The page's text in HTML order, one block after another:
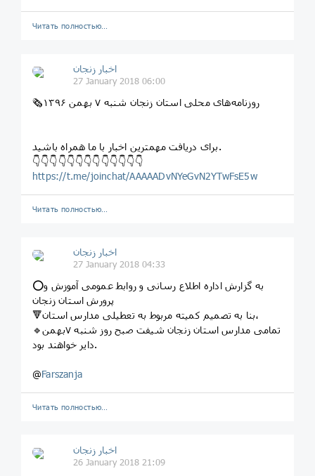
Читать полностью…
اخبار زنجان
27 January 2018 06:00
🗞روزنامه‌های محلی استان زنجان شنبه ۷ بهمن ۱۳۹۶
برای دریافت مهمترین اخبار با ما همراه باشید.
👇👇👇👇👇👇👇👇👇👇👇👇👇
https://t.me/joinchat/AAAAADvNYeGvN2YTwFsE5w
Читать полностью…
اخبار زنجان
27 January 2018 04:33
⭕️به گزارش اداره اطلاع رسانی و روابط عمومی آموزش و
پرورش استان زنجان
🔻بنا به تصمیم کمیته مربوط به تعطیلی مدارس استان،
🔹تمامی مدارس استان زنجان شیفت صبح روز شنبه ۷بهمن
دایر خواهند بود.
@Farszanja
Читать полностью…
اخبار زنجان
26 January 2018 21:09